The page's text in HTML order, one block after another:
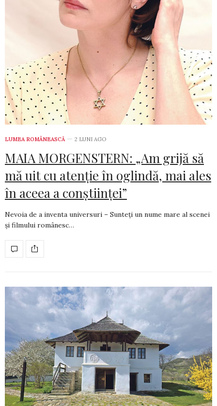
LUMEA ROMÂNEASCĂ 2 LUNI AGO
MAIA MORGENSTERN: „Am grijă să
mă uit cu atenție în oglindă, mai ales
în aceea a conștiinței”
Nevoia de a inventa universuri – Sunteți un nume mare al scenei
și filmului românesc…